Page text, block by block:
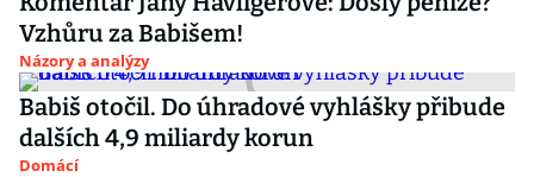
Vzhůru za Babišem!
Názory a analýzy
Babiš otočil. Do úhradové vyhlášky přibude
dalších 4,9 miliardy korun
Domácí